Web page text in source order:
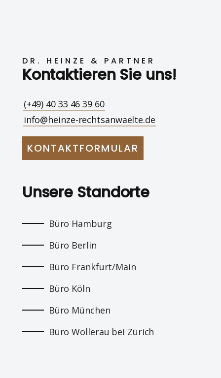
DR. HEINZE & PARTNER
Kontaktieren Sie uns!
(+49) 40 33 46 39 60
info@heinze-rechtsanwaelte.de
KONTAKTFORMULAR
Unsere Standorte
Büro Hamburg
Büro Berlin
Büro Frankfurt/Main
Büro Köln
Büro München
Büro Wollerau bei Zürich